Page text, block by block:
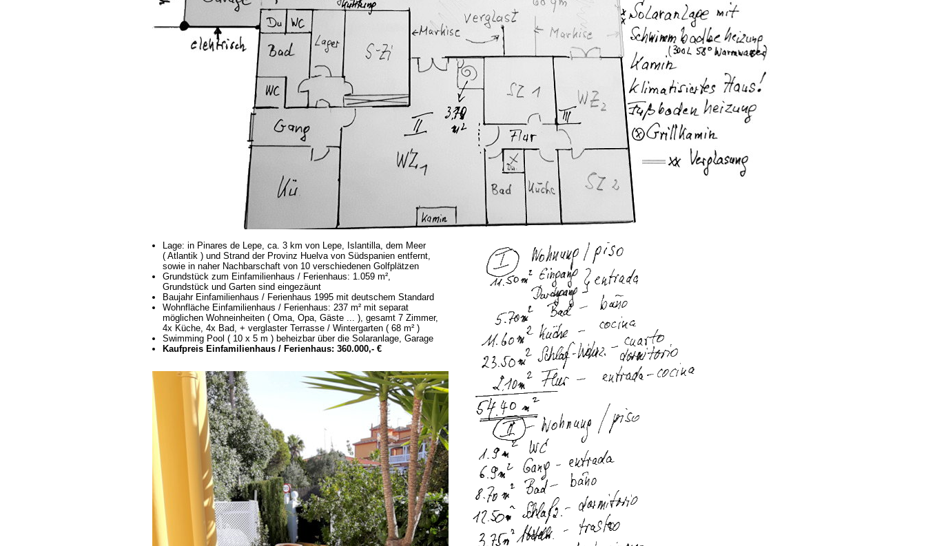
Lage: in Pinares de Lepe, ca. 3 km von Lepe, Islantilla, dem Meer
( Atlantik ) und Strand der Provinz Huelva von Südspanien entfernt,
sowie in naher Nachbarschaft von 10 verschiedenen Golfplätzen
Grundstück zum Einfamilienhaus / Ferienhaus: 1.059 m²,
Grundstück und Garten sind eingezäunt
Baujahr Einfamilienhaus / Ferienhaus 1995 mit deutschem Standard
Wohnfläche Einfamilienhaus / Ferienhaus: 237 m² mit separat
möglichen Wohneinheiten ( Oma, Opa, Gäste ... ), gesamt 7 Zimmer,
4x Küche, 4x Bad, + verglaster Terrasse / Wintergarten ( 68 m² )
Swimming Pool ( 10 x 5 m ) beheizbar über die Solaranlage, Garage
Kaufpreis Einfamilienhaus / Ferienhaus: 360.000,- €